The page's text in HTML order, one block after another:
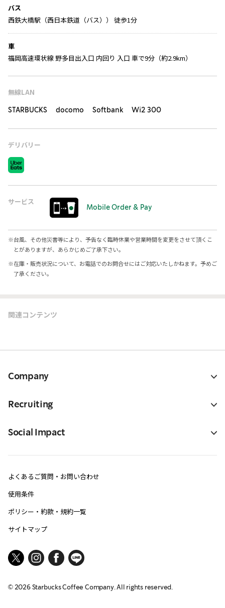
バス
西鉄大橋駅（西日本鉄道（バス）） 徒歩1分
車
福岡高速環状線 野多目出入口 内回り 入口 車で9分（約2.9km）
無線LAN
STARBUCKS docomo Softbank Wi2 300
デリバリー
サービス
Mobile Order & Pay
※台風、その他災害等により、予告なく臨時休業や営業時間を変更をさせて頂くこ
とがありますが、あらかじめご了承下さい。
※在庫・販売状況について、お電話でのお問合せにはご対応いたしかねます。予めご
了承ください。
関連コンテンツ
Company
Recruiting
Social Impact
よくあるご質問・お問い合わせ
使用条件
ポリシー・約款・規約一覧
サイトマップ
© 2026Starbucks Coffee Company. All rights reserved.